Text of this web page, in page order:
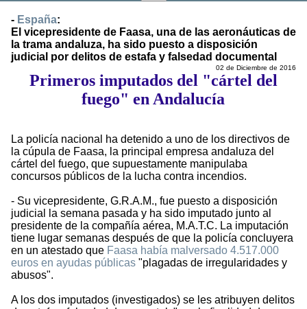
- España:
El vicepresidente de Faasa, una de las aeronáuticas de
la trama andaluza, ha sido puesto a disposición
judicial por delitos de estafa y falsedad documental
02 de Diciembre de 2016
Primeros imputados del "cártel del
fuego" en Andalucía
La policía nacional ha detenido a uno de los directivos de
la cúpula de Faasa, la principal empresa andaluza del
cártel del fuego, que supuestamente manipulaba
concursos públicos de la lucha contra incendios.
- Su vicepresidente, G.R.A.M., fue puesto a disposición
judicial la semana pasada y ha sido imputado junto al
presidente de la compañía aérea, M.A.T.C. La imputación
tiene lugar semanas después de que la policía concluyera
en un atestado que Faasa había malversado 4.517.000
euros en ayudas públicas "plagadas de irregularidades y
abusos".
A los dos imputados (investigados) se les atribuyen delitos